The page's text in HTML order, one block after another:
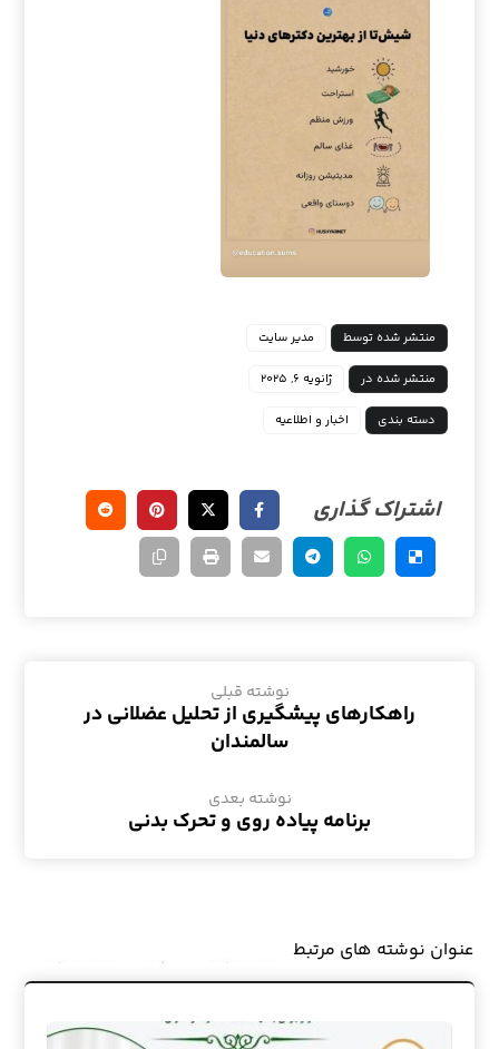
منتشر شده توسط مدیر سایت
منتشر شده در ژانویه ۶, ۲۰۲۵
دسته بندی اخبار و اطلاعیه
نوشته قبلی
راهکارهای پیشگیری از تحلیل عضلانی در
سالمندان
نوشته بعدی
برنامه پیاده روی و تحرک بدنی
عنوان ‫نوشته های مرتبط